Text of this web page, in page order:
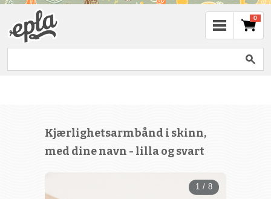
0
Kjærlighetsarmbånd i skinn,
med dine navn - lilla og svart
1 / 8